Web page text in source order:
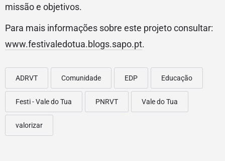
missão e objetivos.
Para mais informações sobre este projeto consultar:
www.festivaledotua.blogs.sapo.pt.
ADRVT Comunidade EDP Educação
Festi - Vale do Tua PNRVT Vale do Tua
valorizar